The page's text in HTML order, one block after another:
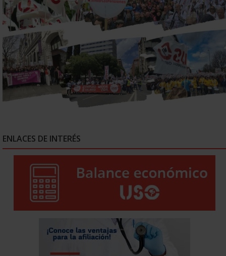
ENLACES DE INTERÉS